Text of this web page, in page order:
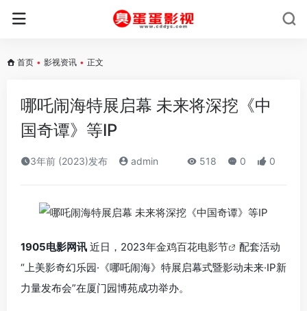
首页 • 影视资讯 • 正文
哪吒闹海特展启幕 未来将深挖《中
国奇谭》等IP
3年前 (2023)发布 admin 518 0 0
1905电影网讯 近日，2023年金鸡百花电影节
配套活动
“上美影奇幻乐园·《哪吒闹海》特展启幕式暨影动未来·IP新
力量发布会”在厦门园博苑成功举办。